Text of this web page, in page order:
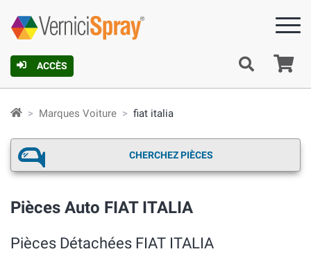
ACCÈS
Marques Voiture fiat italia
CHERCHEZ PIÈCES
Pièces Auto FIAT ITALIA
Pièces Détachées FIAT ITALIA